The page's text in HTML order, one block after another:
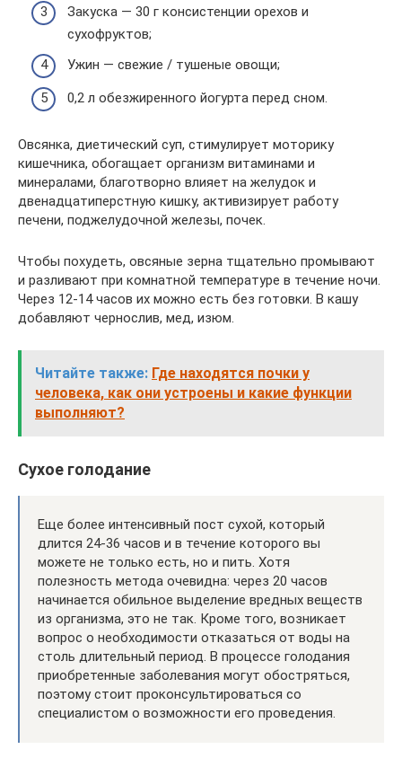
Закуска — 30 г консистенции орехов и
сухофруктов;
Ужин — свежие / тушеные овощи;
0,2 л обезжиренного йогурта перед сном.
Овсянка, диетический суп, стимулирует моторику
кишечника, обогащает организм витаминами и
минералами, благотворно влияет на желудок и
двенадцатиперстную кишку, активизирует работу
печени, поджелудочной железы, почек.
Чтобы похудеть, овсяные зерна тщательно промывают
и разливают при комнатной температуре в течение ночи.
Через 12-14 часов их можно есть без готовки. В кашу
добавляют чернослив, мед, изюм.
Читайте также: Где находятся почки у
человека, как они устроены и какие функции
выполняют?
Сухое голодание
Еще более интенсивный пост сухой, который
длится 24-36 часов и в течение которого вы
можете не только есть, но и пить. Хотя
полезность метода очевидна: через 20 часов
начинается обильное выделение вредных веществ
из организма, это не так. Кроме того, возникает
вопрос о необходимости отказаться от воды на
столь длительный период. В процессе голодания
приобретенные заболевания могут обостряться,
поэтому стоит проконсультироваться со
специалистом о возможности его проведения.